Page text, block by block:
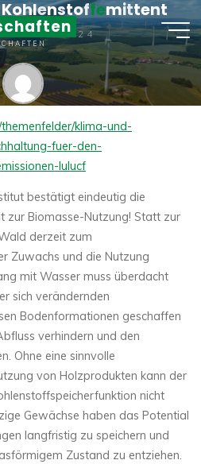
Kohlenstoffemittent
2024
Boller
klima-und-
fuer-den-
lulucf
bestätigt eindeutig die
zur Biomasse-Nutzung! Statt zur
derzeit zum
Zuwachs und die Nutzung
mit Wasser muss überdacht
sich verändernden
Bodenformationen geschaffen
verhindern und den
Ohne eine sinnvolle
von Holzprodukten kann der
nicht
Gewächse haben das Potential
langfristig zu speichern und
Zustand zu entziehen.